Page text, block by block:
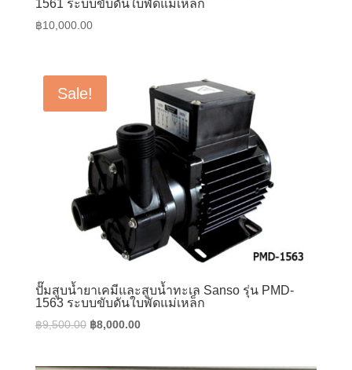
1561 ระบบขับดันใบพัดแม่เหล็ก
฿10,000.00
Sale!
ปั๊มสูบน้ำยาเคมีและสูบน้ำทะเล Sanso รุ่น PMD-
1563 ระบบขับดันใบพัดแม่เหล็ก
฿9,500.00 Original
฿8,000.00Current